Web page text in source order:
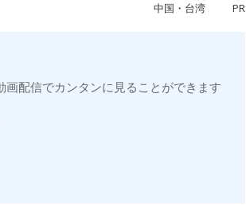
中国・台湾 PR
配信でカンタンに見ることができます